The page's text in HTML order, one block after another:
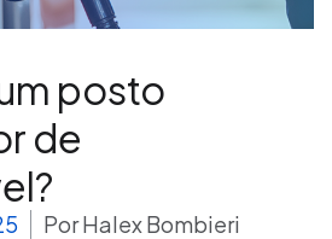
posto
de
PorHalex Bombieri